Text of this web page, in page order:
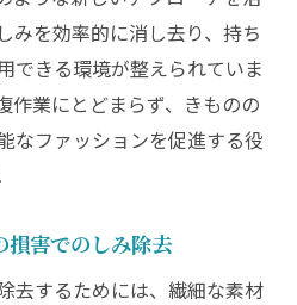
みを効率的に消し去り、持ち
できる環境が整えられていま
作業にとどまらず、きものの
なファッションを促進する役
損害でのしみ除去
去するためには、繊細な素材